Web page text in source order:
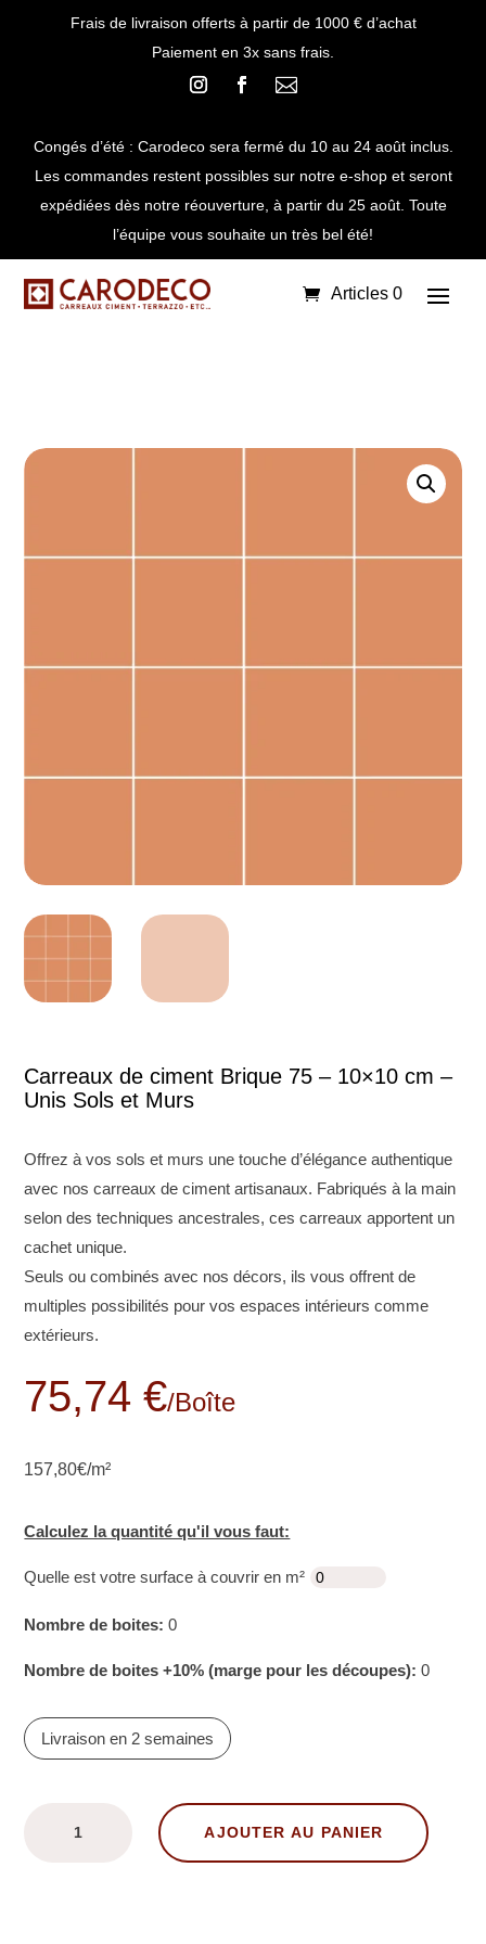
Frais de livraison offerts à partir de 1000 € d’achat
Paiement en 3x sans frais.

Congés d’été : Carodeco sera fermé du 10 au 24 août inclus.
Les commandes restent possibles sur notre e-shop et seront
expédiées dès notre réouverture, à partir du 25 août. Toute
l’équipe vous souhaite un très bel été!
Articles 0
Carreaux de ciment Brique 75 – 10×10 cm –
Unis Sols et Murs
Offrez à vos sols et murs une touche d’élégance authentique
avec nos carreaux de ciment artisanaux. Fabriqués à la main
selon des techniques ancestrales, ces carreaux apportent un
cachet unique.
Seuls ou combinés avec nos décors, ils vous offrent de
multiples possibilités pour vos espaces intérieurs comme
extérieurs.
75,74 €/boîte
157,80€/m²
Calculez la quantité qu'il vous faut:
Quelle est votre surface à couvrir en m²
Nombre de boites: 0
Nombre de boites +10% (marge pour les découpes): 0
Livraison en 2 semaines
AJOUTER AU PANIER